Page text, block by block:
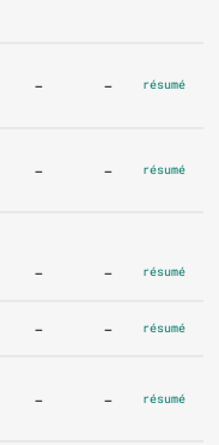
- - résumé
- - résumé
- - résumé
- - résumé
- - résumé